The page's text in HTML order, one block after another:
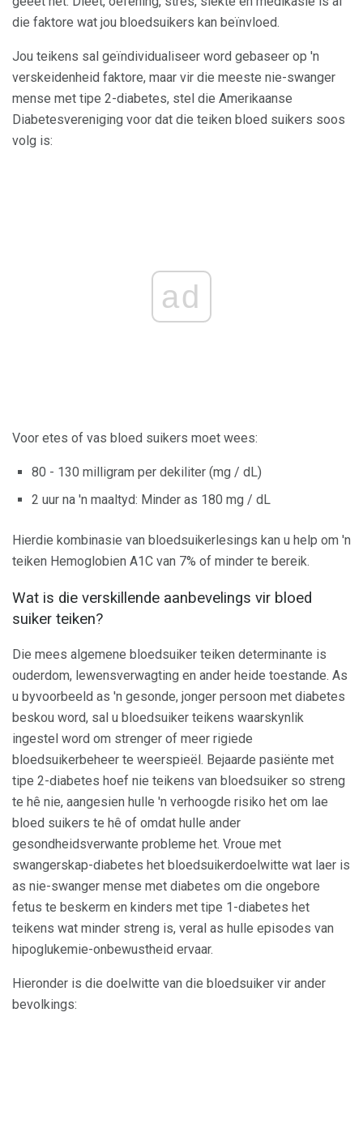
die faktore wat jou bloedsuikers kan beïnvloed.
Jou teikens sal geïndividualiseer word gebaseer op 'n
verskeidenheid faktore, maar vir die meeste nie-swanger
mense met tipe 2-diabetes, stel die Amerikaanse
Diabetesvereniging voor dat die teiken bloed suikers soos
volg is:
ad
Voor etes of vas bloed suikers moet wees:
80 - 130 milligram per dekiliter (mg / dL)
2 uur na 'n maaltyd: Minder as 180 mg / dL
Hierdie kombinasie van bloedsuikerlesings kan u help om 'n
teiken Hemoglobien A1C van 7% of minder te bereik.
Wat is die verskillende aanbevelings vir bloed
suiker teiken?
Die mees algemene bloedsuiker teiken determinante is
ouderdom, lewensverwagting en ander heide toestande. As
u byvoorbeeld as 'n gesonde, jonger persoon met diabetes
beskou word, sal u bloedsuiker teikens waarskynlik
ingestel word om strenger of meer rigiede
bloedsuikerbeheer te weerspieël. Bejaarde pasiënte met
tipe 2-diabetes hoef nie teikens van bloedsuiker so streng
te hê nie, aangesien hulle 'n verhoogde risiko het om lae
bloed suikers te hê of omdat hulle ander
gesondheidsverwante probleme het. Vroue met
swangerskap-diabetes het bloedsuikerdoelwitte wat laer is
as nie-swanger mense met diabetes om die ongebore
fetus te beskerm en kinders met tipe 1-diabetes het
teikens wat minder streng is, veral as hulle episodes van
hipoglukemie-onbewustheid ervaar.
Hieronder is die doelwitte van die bloedsuiker vir ander
bevolkings: